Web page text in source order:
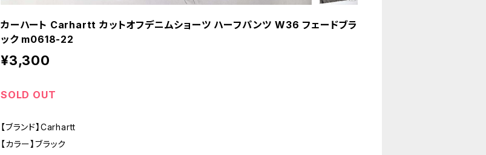
カーハート Carhartt カットオフデニムショーツ ハーフパンツ W36 フェードブラ
ック m0618-22
¥3,300
SOLD OUT
【ブランド】Carhartt
【カラー】ブラック